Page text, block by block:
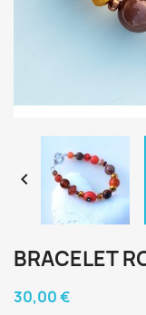

BRACELET
30,00 €